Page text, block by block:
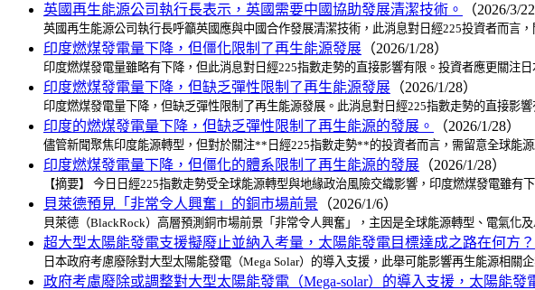
英國再生能源公司執行長表示，英國需要中國協助發展清潔技術。 （2026/3/22
英國再生能源公司執行長呼籲英國應與中國合作發展清潔技術，此消息對日經225投資者而言
印度燃煤發電量下降，但僵化限制了再生能源發展 （2026/1/28）
印度燃煤發電量雖略有下降，但此消息對日經225指數走勢的直接影響有限。投資者應更關注
印度燃煤發電量下降，但缺乏彈性限制了再生能源發展 （2026/1/28）
印度燃煤發電量下降，但缺乏彈性限制了再生能源發展。此消息對日經225指數走勢的直接影
印度的燃煤發電量下降，但缺乏彈性限制了再生能源的發展。 （2026/1/28）
儘管新聞聚焦印度能源轉型，但對於關注**日經225指數走勢**的投資者而言，需留意全球能
印度燃煤發電量下降，但僵化的體系限制了再生能源的發展 （2026/1/28）
【摘要】 今日日經225指數走勢受全球能源轉型與地緣政治風險交織影響，印度燃煤發電雖
貝萊德預見「非常令人興奮」的銅市場前景 （2026/1/6）
貝萊德（BlackRock）高層預測銅市場前景「非常令人興奮」，主因是全球能源轉型、電氣
超大型太陽能發電支援擬廢止並納入考量，太陽能發電目標達成之路在何方？
日本政府考慮廢除對大型太陽能發電（Mega Solar）的導入支援，此舉可能影響再生能源相
政府考慮廢除或調整對大型太陽能發電（Mega-solar）的導入支援，太陽能發